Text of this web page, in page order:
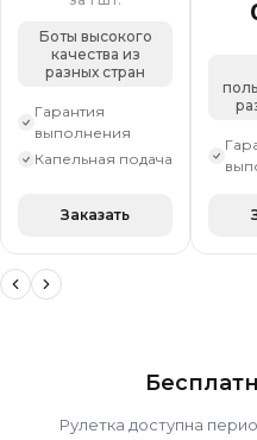
Боты высокого
качества из
разных стран
Гарантия
выполнения
Капельная подача
Заказать
Рулетка доступна